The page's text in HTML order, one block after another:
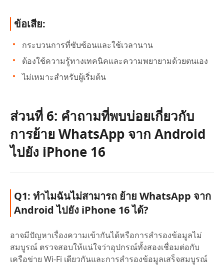
ข้อเสีย:
กระบวนการที่ซับซ้อนและใช้เวลานาน
ต้องใช้ความรู้ทางเทคนิคและความพยายามด้วยตนเอง
ไม่เหมาะสำหรับผู้เริ่มต้น
ส่วนที่ 6: คำถามที่พบบ่อยเกี่ยวกับ
การย้าย WhatsApp จาก Android
ไปยัง iPhone 16
Q1: ทำไมฉันไม่สามารถ ย้าย WhatsApp จาก
Android ไปยัง iPhone 16 ได้?
อาจมีปัญหาเรื่องความเข้ากันได้หรือการสำรองข้อมูลไม่
สมบูรณ์ ตรวจสอบให้แน่ใจว่าอุปกรณ์ทั้งสองเชื่อมต่อกับ
เครือข่าย Wi-Fi เดียวกันและการสำรองข้อมูลเสร็จสมบูรณ์